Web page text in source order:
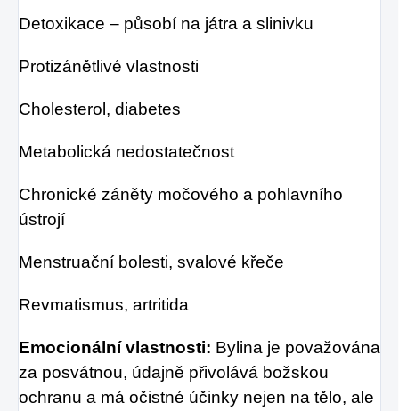
Detoxikace – působí na játra a slinivku
Protizánětlivé vlastnosti
Cholesterol, diabetes
Metabolická nedostatečnost
Chronické záněty močového a pohlavního
ústrojí
Menstruační bolesti, svalové křeče
Revmatismus, artritida
Emocionální vlastnosti: Bylina je považována
za posvátnou, údajně přivolává božskou
ochranu a má očistné účinky nejen na tělo, ale